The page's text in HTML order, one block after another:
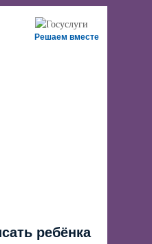
Решаем вместе
ребёнка